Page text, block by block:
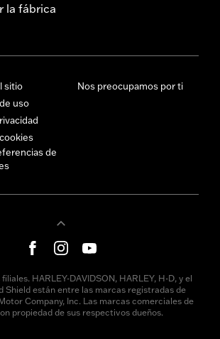
la fábrica
sitio
uso
de
Nos preocupamos por ti
HARLEY-DAVIDSON, HARLEY, H-D, y el
Shield están entre las marcas registradas de
Company, Inc. Las marcas comerciales de
propiedad de sus respectivos dueños.